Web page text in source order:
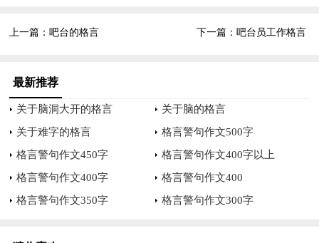
在今后的工作中会逐步提高。
开始来那段时间较以前还是有所改善，之后问题就出来了。
之间的一些事直接导致吧员的情绪化，对规章制度的淡化，这才
发现女吧员难管理，我个人则以人性化的管理做她们的思想工
作，之后略见好转。
（现阶段这方面工作比较难做，就吧员在吧台吃工作餐这个问题
上，看似从开张就有了，之间我也说过她们，但效果不明显，店
上一篇：吧台的格言 下一篇：吧台员工作格言
最新推荐
关于脑洞大开的格言
关于脑的格言
关于难字的格言
格言警句作文500字
格言警句作文450字
格言警句作文400字以上
格言警句作文400字
格言警句作文400
格言警句作文350字
格言警句作文300字